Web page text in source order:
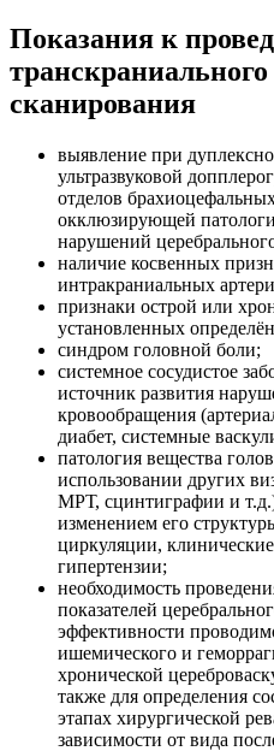
Показания к
транскраниального
сканирования
выявление при
ультразвуковой
отделов
окклюзирующей
нарушений
наличие косвенных
интракраниальных
признаки острой или
установленных
синдром головной боли;
системное сосудистое
источник развития
кровообращения
диабет, системные
патология вещества
использовании других
МРТ, сцинтиграфии и
изменением его
циркуляции,
гипертензии;
необходимость
показателей
эффективности
ишемического и
хронической
также для определения
этапах хирургической
зависимости от вида